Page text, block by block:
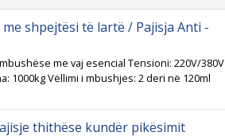
shpejtësi të lartë / Pajisja Anti -
me vaj esencial Tensioni: 220V/380V
1000kg Vëllimi i mbushjes: 2 deri në 120ml
thithëse kundër pikësimit